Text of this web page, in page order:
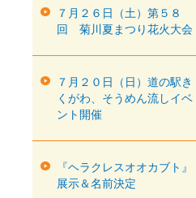
７月２６日（土）第５８
回 菊川夏まつり花火大会
７月２０日（日）道の駅き
くがわ、そうめん流しイベ
ント開催
『ヘラクレスオオカブト』
展示＆名前決定